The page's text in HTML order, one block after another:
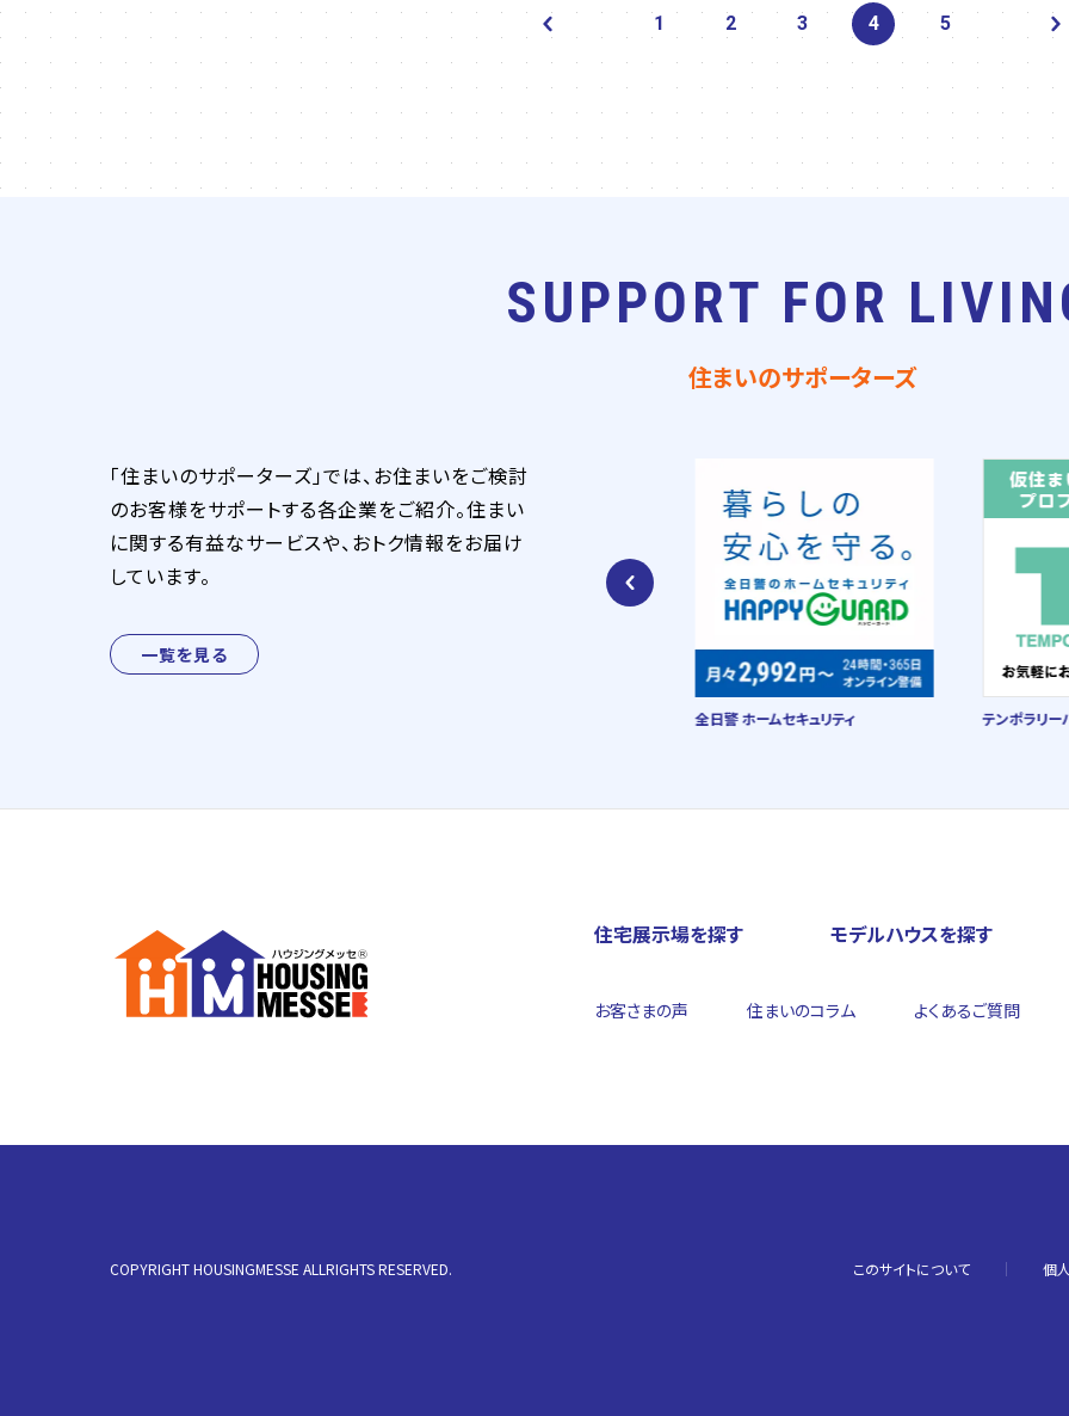
1 2 3 4 5
SUPPORT FOR
住まいのサポーターズ
「住まいのサポーターズ」では、お住まいをご検討
のお客様をサポートする各企業をご紹介。住まい
に関する有益なサービスや、おトク情報をお届け
しています。
一覧を見る
全日警 ホームセキュリティ テンポラリーハ
住宅展示場を探す モデルハウスを探す
お客さまの声 住まいのコラム よくあるご質問
COPYRIGHT HOUSINGMESSE ALLRIGHTS RESERVED. このサイトについて 個